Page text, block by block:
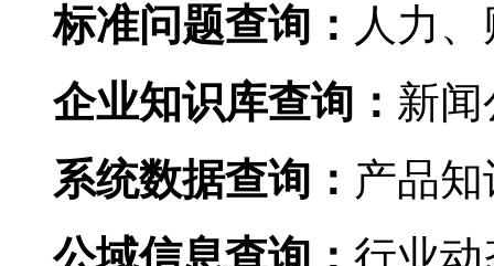
标准问题查询： 人力
企业知识库查询： 新闻
系统数据查询： 产品知